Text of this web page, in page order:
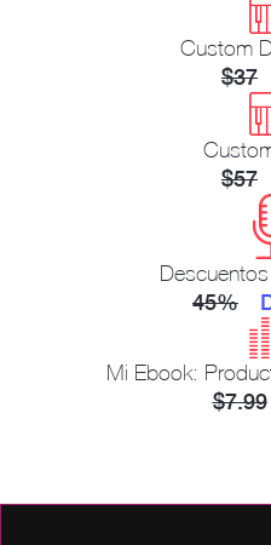
Custom
$37
$57
45%
Mi Ebook:
$7.99